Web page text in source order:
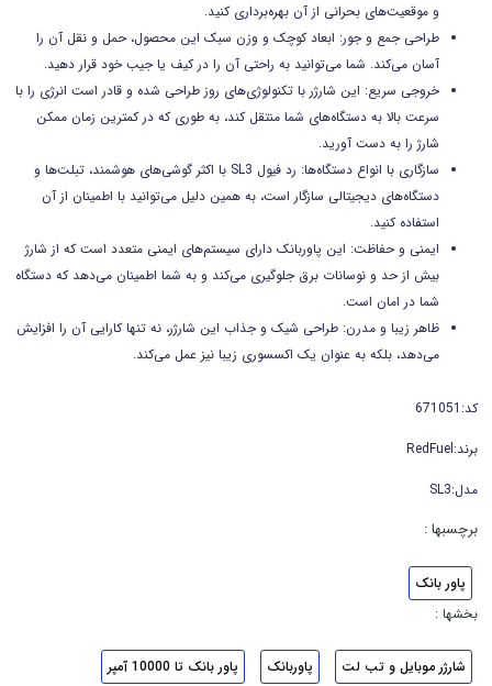
و موقعیت‌های بحرانی از آن بهره‌برداری کنید.
طراحی جمع و جور: ابعاد کوچک و وزن سبک این محصول، حمل و نقل آن را
آسان می‌کند. شما می‌توانید به راحتی آن را در کیف یا جیب خود قرار دهید.
خروجی سریع: این شارژر با تکنولوژی‌های روز طراحی شده و قادر است انرژی را با
سرعت بالا به دستگاه‌های شما منتقل کند، به طوری که در کمترین زمان ممکن
شارژ را به دست آورید.
سازگاری با انواع دستگاه‌ها: رد فیول SL3 با اکثر گوشی‌های هوشمند، تبلت‌ها و
دستگاه‌های دیجیتالی سازگار است، به همین دلیل می‌توانید با اطمینان از آن
استفاده کنید.
ایمنی و حفاظت: این پاوربانک دارای سیستم‌های ایمنی متعدد است که از شارژ
بیش از حد و نوسانات برق جلوگیری می‌کند و به شما اطمینان می‌دهد که دستگاه
شما در امان است.
ظاهر زیبا و مدرن: طراحی شیک و جذاب این شارژر، نه تنها کارایی آن را افزایش
می‌دهد، بلکه به عنوان یک اکسسوری زیبا نیز عمل می‌کند.
کد:671051
برند:RedFuel
مدل:SL3
برچسبها :
پاور بانک
بخشها :
شارژر موبایل و تب لت پاوربانک پاور بانک تا 10000 آمپر